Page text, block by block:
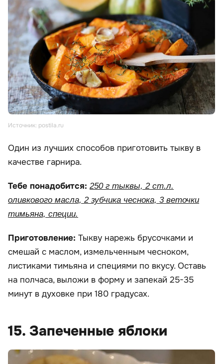
Источник: postila.ru
Один из лучших способов приготовить тыкву в
качестве гарнира.
Тебе понадобится: 250 г тыквы, 2 ст.л.
оливкового масла, 2 зубчика чеснока, 3 веточки
тимьяна, специи.
Приготовление: Тыкву нарежь брусочками и
смешай с маслом, измельченным чесноком,
листиками тимьяна и специями по вкусу. Оставь
на полчаса, выложи в форму и запекай 25-35
минут в духовке при 180 градусах.
15. Запеченные яблоки